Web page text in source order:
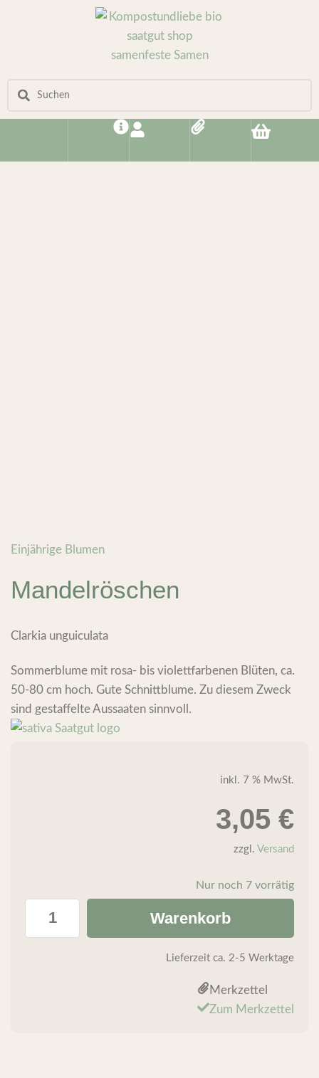
Einjährige Blumen
Mandelröschen
Clarkia unguiculata
Sommerblume mit rosa- bis violettfarbenen Blüten, ca.
50-80 cm hoch. Gute Schnittblume. Zu diesem Zweck
sind gestaffelte Aussaaten sinnvoll.
inkl. 7 % MwSt.
3,05 €
zzgl. Versand
Nur noch 7 vorrätig
Warenkorb
Lieferzeit ca. 2-5 Werktage
Merkzettel
Zum Merkzettel